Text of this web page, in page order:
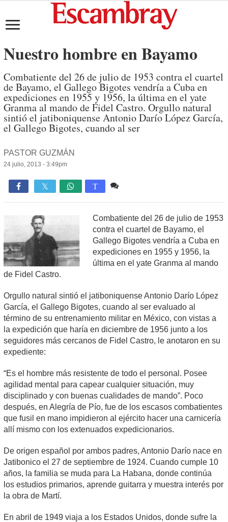
Nuestro hombre en Bayamo
Combatiente del 26 de julio de 1953 contra el cuartel
de Bayamo, el Gallego Bigotes vendría a Cuba en
expediciones en 1955 y 1956, la última en el yate
Granma al mando de Fidel Castro. Orgullo natural
sintió el jatiboniquense Antonio Darío López García,
el Gallego Bigotes, cuando al ser
PASTOR GUZMÁN
24 julio, 2013 - 3:49pm
 T
Combatiente del 26 de julio de 1953
contra el cuartel de Bayamo, el
Gallego Bigotes vendría a Cuba en
expediciones en 1955 y 1956, la
última en el yate Granma al mando
de Fidel Castro.
Orgullo natural sintió el jatiboniquense Antonio Darío López
García, el Gallego Bigotes, cuando al ser evaluado al
término de su entrenamiento militar en México, con vistas a
la expedición que haría en diciembre de 1956 junto a los
seguidores más cercanos de Fidel Castro, le anotaron en su
expediente:
“Es el hombre más resistente de todo el personal. Posee
agilidad mental para capear cualquier situación, muy
disciplinado y con buenas cualidades de mando”. Poco
después, en Alegría de Pío, fue de los escasos combatientes
que fusil en mano impidieron al ejército hacer una carnicería
allí mismo con los extenuados expedicionarios.
De origen español por ambos padres, Antonio Darío nace en
Jatibonico el 27 de septiembre de 1924. Cuando cumple 10
años, la familia se muda para La Habana, donde continúa
los estudios primarios, aprende guitarra y muestra interés por
la obra de Martí.
En abril de 1949 viaja a los Estados Unidos, donde sufre la